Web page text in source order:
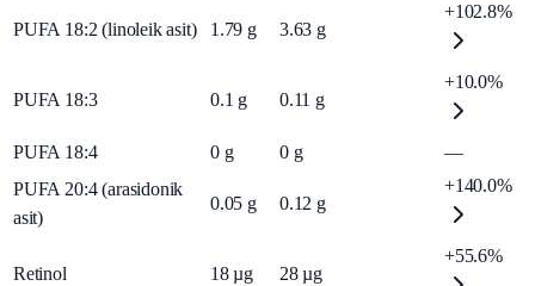
PUFA 18:2 (linoleik asit) 1.79 g 3.63 g
+102.8%
PUFA 18:3 0.1 g 0.11 g
+10.0%
PUFA 18:4 0 g 0 g
—
PUFA 20:4 (arasidonik
asit)
0.05 g 0.12 g
+140.0%
Retinol 18 µg 28 µg
+55.6%